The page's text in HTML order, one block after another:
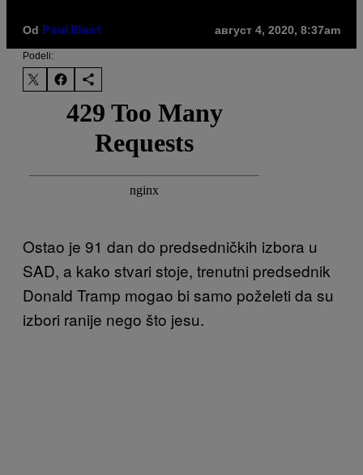
Od Paul Blest август 4, 2020, 8:37am
Podeli:
Ostao je 91 dan do predsedničkih izbora u
SAD, a kako stvari stoje, trenutni predsednik
Donald Tramp mogao bi samo poželeti da su
izbori ranije nego što jesu.